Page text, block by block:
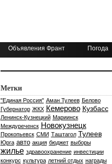
Объявления Франт Погода
Метки
"Единая Россия" Аман Тулеев Белово
Губернатор ЖКХ Кемерово Кузбасс
Ленинск-Кузнецкий Мариинск
Междуреченск Новокузнецк
Прокопьевск СМИ Таштагол Тулеев
Юрга авто акция бюджет выборы
жилье здравоохранение инвестиции
конкурс культура летний отдых награды